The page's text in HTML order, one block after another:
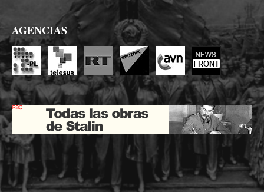
AGENCIAS